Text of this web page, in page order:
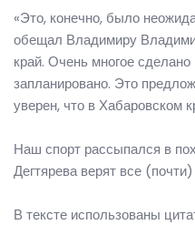
«Это, конечно, было
обещал Владимиру
край. Очень многое
запланировано. Это
уверен, что в Хабаровском
Наш спорт рассыпался в
Дегтярева верят все (почти)
В тексте использованы